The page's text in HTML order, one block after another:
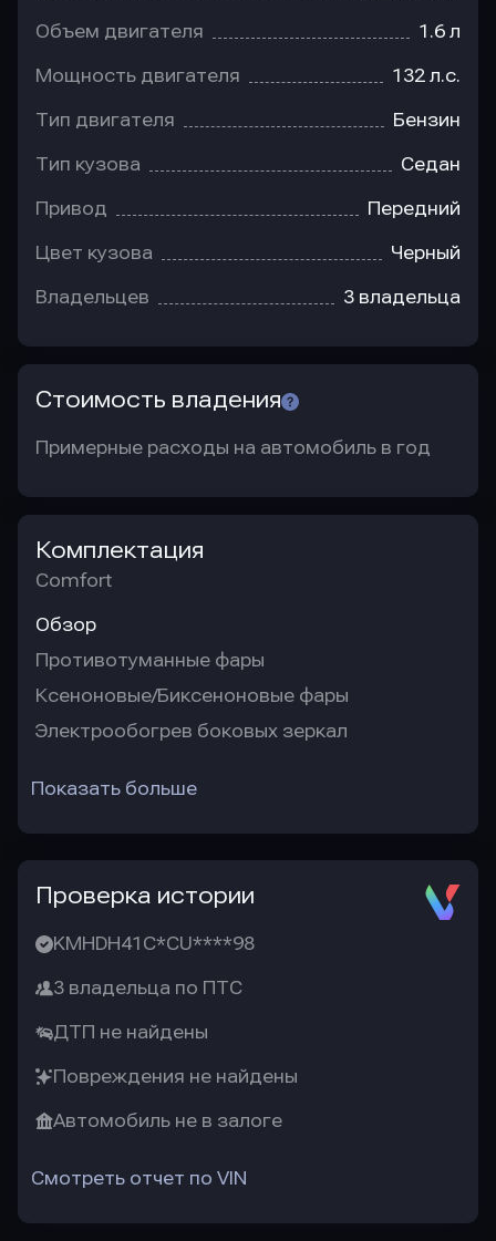
Объем двигателя 1.6 л
Мощность двигателя 132 л.с.
Тип двигателя Бензин
Тип кузова Седан
Привод Передний
Цвет кузова Черный
Владельцев 3 владельца
Стоимость владения
Примерные расходы на автомобиль в год
Комплектация
Comfort
Обзор
Противотуманные фары
Ксеноновые/Биксеноновые фары
Электрообогрев боковых зеркал
Показать больше
Проверка истории
KMHDH41C*CU****98
3 владельца по ПТС
ДТП не найдены
Повреждения не найдены
Автомобиль не в залоге
Смотреть отчет по VIN